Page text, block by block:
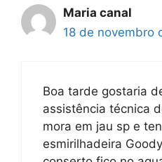
Maria canal
18 de novembro
Boa tarde gostaria
assistência técnica
mora em jau sp e
esmirilhadeira